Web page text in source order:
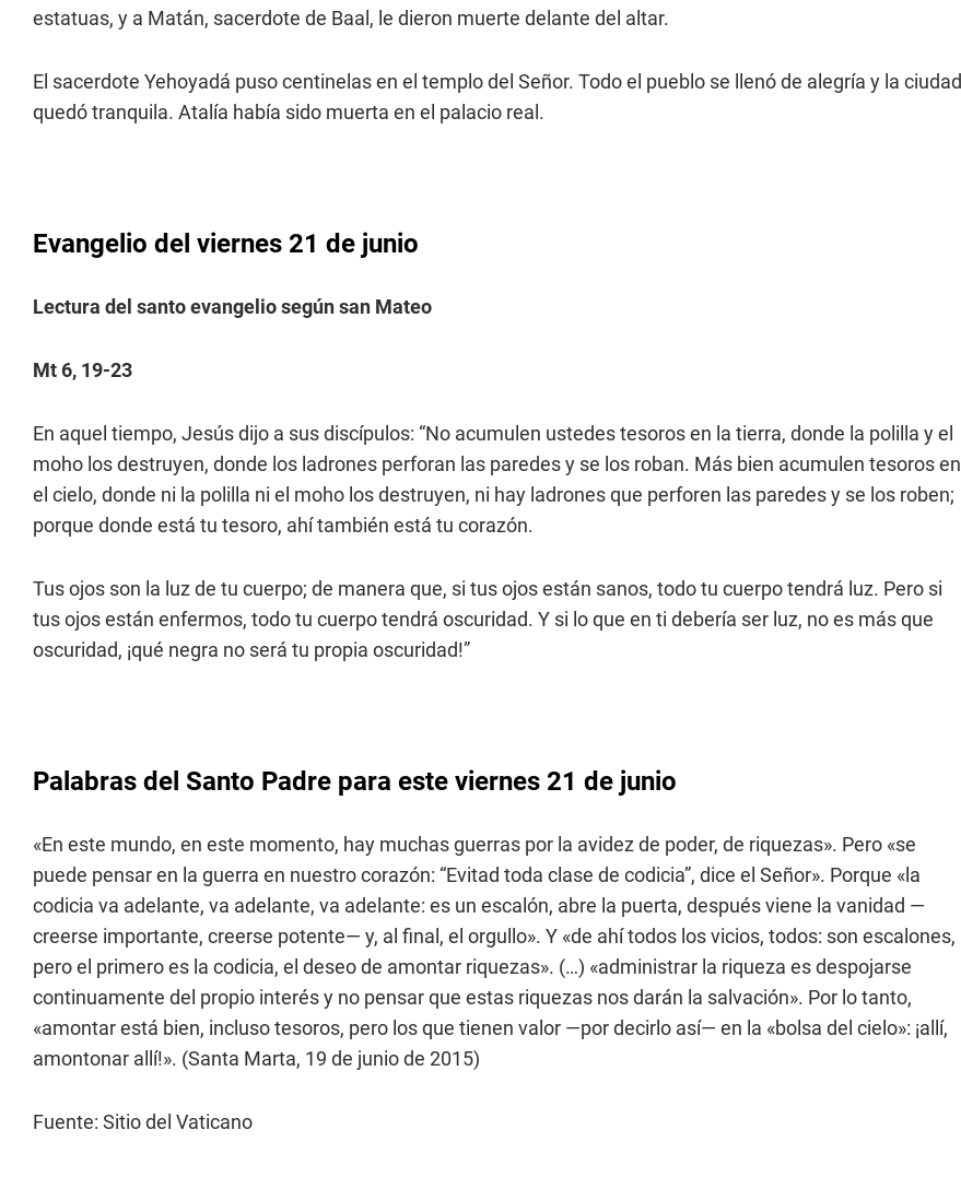
estatuas, y a Matán, sacerdote de Baal, le dieron muerte delante del altar.
El sacerdote Yehoyadá puso centinelas en el templo del Señor. Todo el pueblo se llenó de alegría y la ciudad
quedó tranquila. Atalía había sido muerta en el palacio real.
Evangelio del viernes 21 de junio
Lectura del santo evangelio según san Mateo
Mt 6, 19-23
En aquel tiempo, Jesús dijo a sus discípulos: “No acumulen ustedes tesoros en la tierra, donde la polilla y el
moho los destruyen, donde los ladrones perforan las paredes y se los roban. Más bien acumulen tesoros en
el cielo, donde ni la polilla ni el moho los destruyen, ni hay ladrones que perforen las paredes y se los roben;
porque donde está tu tesoro, ahí también está tu corazón.
Tus ojos son la luz de tu cuerpo; de manera que, si tus ojos están sanos, todo tu cuerpo tendrá luz. Pero si
tus ojos están enfermos, todo tu cuerpo tendrá oscuridad. Y si lo que en ti debería ser luz, no es más que
oscuridad, ¡qué negra no será tu propia oscuridad!”
Palabras del Santo Padre para este viernes 21 de junio
«En este mundo, en este momento, hay muchas guerras por la avidez de poder, de riquezas». Pero «se
puede pensar en la guerra en nuestro corazón: “Evitad toda clase de codicia”, dice el Señor». Porque «la
codicia va adelante, va adelante, va adelante: es un escalón, abre la puerta, después viene la vanidad —
creerse importante, creerse potente— y, al final, el orgullo». Y «de ahí todos los vicios, todos: son escalones,
pero el primero es la codicia, el deseo de amontar riquezas». (…) «administrar la riqueza es despojarse
continuamente del propio interés y no pensar que estas riquezas nos darán la salvación». Por lo tanto,
«amontar está bien, incluso tesoros, pero los que tienen valor —por decirlo así— en la «bolsa del cielo»: ¡allí,
amontonar allí!». (Santa Marta, 19 de junio de 2015)
Fuente: Sitio del Vaticano